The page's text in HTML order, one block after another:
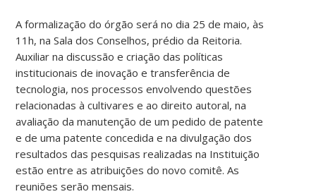
pesquisadores,
o
fato
de
que
muitas
indústrias
ainda
preferem
comprar
tecnologias
A formalização do órgão será no dia 25 de maio, às
11h, na Sala dos Conselhos, prédio da Reitoria.
Auxiliar na discussão e criação das políticas
institucionais de inovação e transferência de
tecnologia, nos processos envolvendo questões
relacionadas à cultivares e ao direito autoral, na
avaliação da manutenção de um pedido de patente
e de uma patente concedida e na divulgação dos
resultados das pesquisas realizadas na Instituição
estão entre as atribuições do novo comitê. As
reuniões serão mensais.